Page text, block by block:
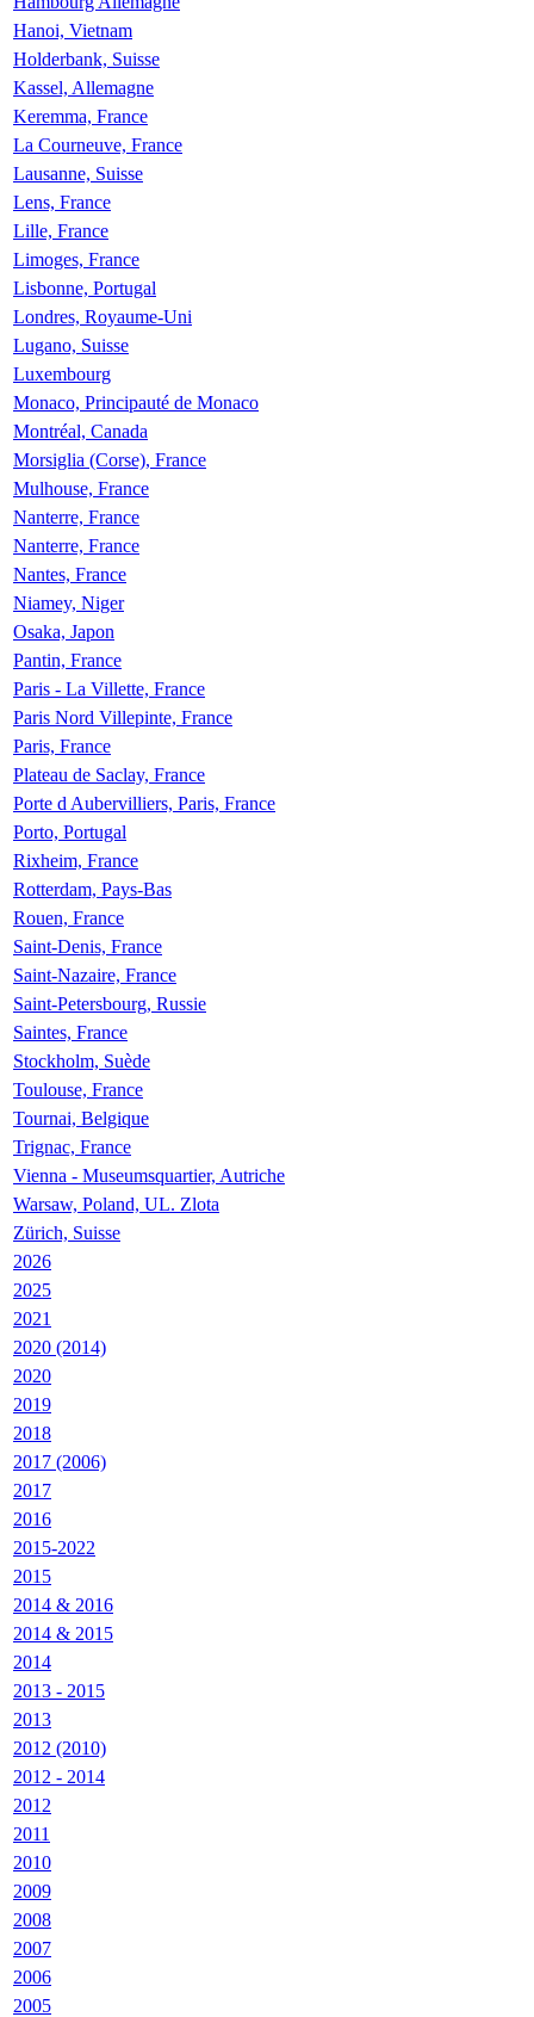
Hanoi, Vietnam
Holderbank, Suisse
Kassel, Allemagne
Keremma, France
La Courneuve, France
Lausanne, Suisse
Lens, France
Lille, France
Limoges, France
Lisbonne, Portugal
Londres, Royaume-Uni
Lugano, Suisse
Luxembourg
Monaco, Principauté de Monaco
Montréal, Canada
Morsiglia (Corse), France
Mulhouse, France
Nanterre, France
Nanterre, France
Nantes, France
Niamey, Niger
Osaka, Japon
Pantin, France
Paris - La Villette, France
Paris Nord Villepinte, France
Paris, France
Plateau de Saclay, France
Porte d Aubervilliers, Paris, France
Porto, Portugal
Rixheim, France
Rotterdam, Pays-Bas
Rouen, France
Saint-Denis, France
Saint-Nazaire, France
Saint-Petersbourg, Russie
Saintes, France
Stockholm, Suède
Toulouse, France
Tournai, Belgique
Trignac, France
Vienna - Museumsquartier, Autriche
Warsaw, Poland, UL. Zlota
Zürich, Suisse
2026
2025
2021
2020 (2014)
2020
2019
2018
2017 (2006)
2017
2016
2015-2022
2015
2014 & 2016
2014 & 2015
2014
2013 - 2015
2013
2012 (2010)
2012 - 2014
2012
2011
2010
2009
2008
2007
2006
2005